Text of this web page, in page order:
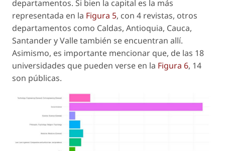
departamentos. Si bien la capital es la más
representada en la Figura 5, con 4 revistas, otros
departamentos como Caldas, Antioquia, Cauca,
Santander y Valle también se encuentran allí.
Asimismo, es importante mencionar que, de las 18
universidades que pueden verse en la Figura 6, 14
son públicas.